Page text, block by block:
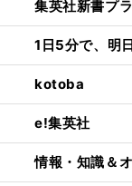
集英社新書プ
1日5分で、明
kotoba
e!集英社
情報・知識＆